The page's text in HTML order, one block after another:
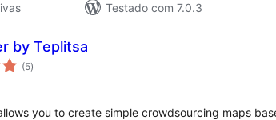
Testado com 7.0.3
by Teplitsa
(5avaliações
totais
)
you to create simple crowdsourcing maps